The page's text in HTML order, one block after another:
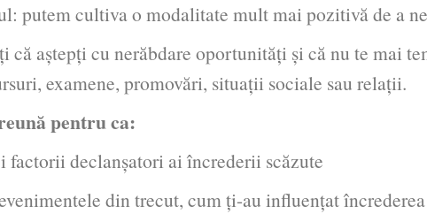
putem cultiva o modalitate mult mai pozitivă de a
aștepți cu nerăbdare oportunități și că nu te mai
examene, promovări, situații sociale sau relații.
pentru ca:
factorii declanșatori ai încrederii scăzute
din trecut, cum ți-au influențat